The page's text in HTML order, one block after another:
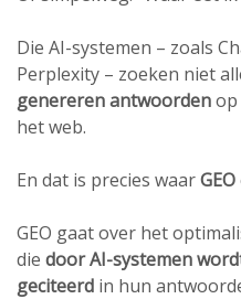
Die AI-systemen – zoals
Perplexity – zoeken niet
genereren antwoordenop
het web.
En dat is precies waarGEO
GEO gaat over het
die door AI-systemen
geciteerd in hun